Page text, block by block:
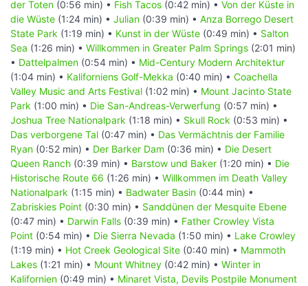
der Toten (0:56 min) • Fish Tacos (0:42 min) • Von der Küste in
die Wüste (1:24 min) • Julian (0:39 min) • Anza Borrego Desert
State Park (1:19 min) • Kunst in der Wüste (0:49 min) • Salton
Sea (1:26 min) • Willkommen in Greater Palm Springs (2:01 min)
• Dattelpalmen (0:54 min) • Mid-Century Modern Architektur
(1:04 min) • Kaliforniens Golf-Mekka (0:40 min) • Coachella
Valley Music and Arts Festival (1:02 min) • Mount Jacinto State
Park (1:00 min) • Die San-Andreas-Verwerfung (0:57 min) •
Joshua Tree Nationalpark (1:18 min) • Skull Rock (0:53 min) •
Das verborgene Tal (0:47 min) • Das Vermächtnis der Familie
Ryan (0:52 min) • Der Barker Dam (0:36 min) • Die Desert
Queen Ranch (0:39 min) • Barstow und Baker (1:20 min) • Die
Historische Route 66 (1:26 min) • Willkommen im Death Valley
Nationalpark (1:15 min) • Badwater Basin (0:44 min) •
Zabriskies Point (0:30 min) • Sanddünen der Mesquite Ebene
(0:47 min) • Darwin Falls (0:39 min) • Father Crowley Vista
Point (0:54 min) • Die Sierra Nevada (1:50 min) • Lake Crowley
(1:19 min) • Hot Creek Geological Site (0:40 min) • Mammoth
Lakes (1:21 min) • Mount Whitney (0:42 min) • Winter in
Kalifornien (0:49 min) • Minaret Vista, Devils Postpile Monument